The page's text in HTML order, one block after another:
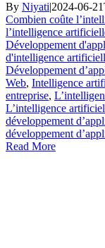
By Niyati|2024-06-
Combien coûte
l’intelligence
Développement
d'intelligence
Développement
Web, Intelligence
entreprise,
L’intelligence
développement
développement
Read More